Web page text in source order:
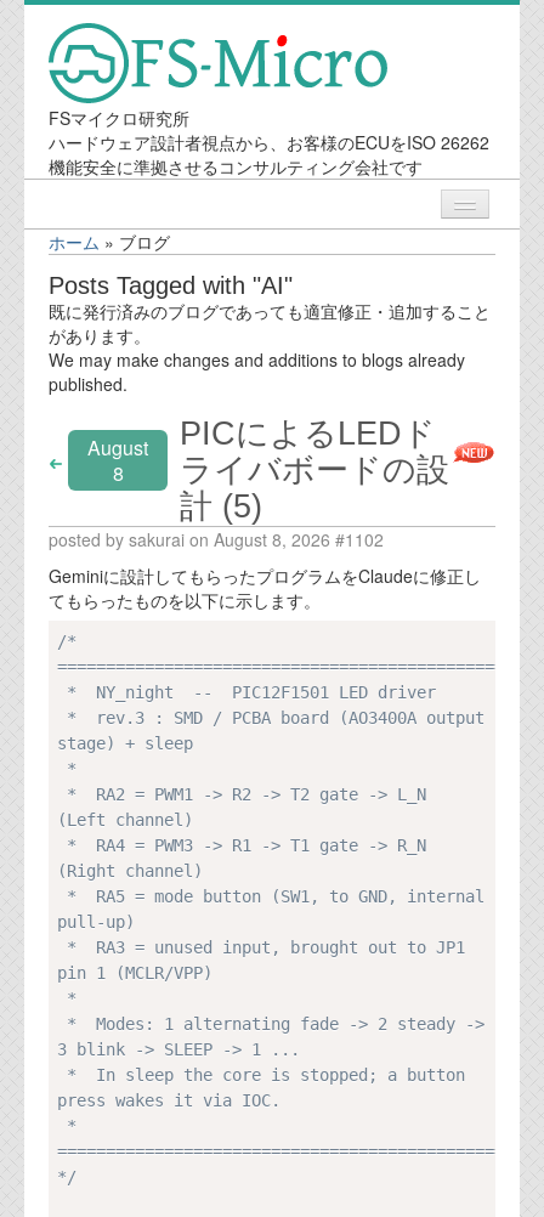
FSマイクロ研究所
ハードウェア設計者視点から、お客様のECUをISO 26262
機能安全に準拠させるコンサルティング会社です
ニュース
業務内容
会社案内
オフィス
実績
ブログ
設計ブログ
テクノロジ
外部投稿記事
技術文書
ご希望の方は、お問い合わせページから
資料閲覧パスワードをお問い合わせ頂き
ホーム » ブログ
Posts Tagged with "AI"
既に発行済みのブログであっても適宜修正・追加すること
があります。
We may make changes and additions to blogs already
published.
August
8
PICによるLEDド
ライバボードの設
計 (5)
posted by sakurai on August 8, 2026 #1102
Geminiに設計してもらったプログラムをClaudeに修正し
てもらったものを以下に示します。
/*
stage) + sleep
(Left channel)
(Right channel)
pull-up)
pin 1 (MCLR/VPP)
3 blink -> SLEEP -> 1 ...
press wakes it via IOC.
*/